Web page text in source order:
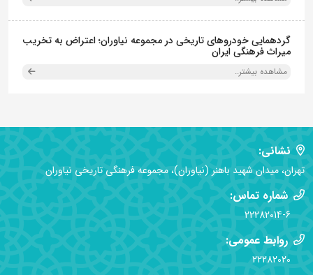
گردهمایی خودروهای تاریخی در مجموعه نیاوران؛ اعتراض به تخریب
میراث فرهنگی ایران
مشاهده بیشتر..
نشانی:
تهران، میدان شهید باهنر (نیاوران)، مجموعه فرهنگی تاریخی نیاوران
شماره تماس:
22282014-6
روابط عمومی:
22282020